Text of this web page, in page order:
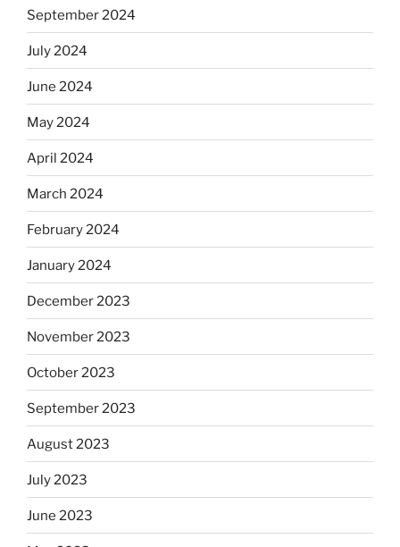
September 2024
July 2024
June 2024
May 2024
April 2024
March 2024
February 2024
January 2024
December 2023
November 2023
October 2023
September 2023
August 2023
July 2023
June 2023